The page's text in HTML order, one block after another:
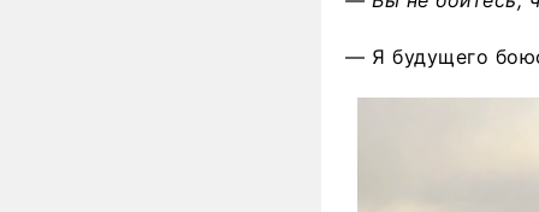
— Я будущего